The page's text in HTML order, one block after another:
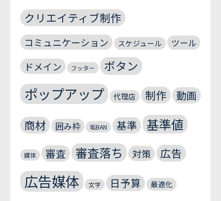
クリエイティブ制作
コミュニケーション スケジュール ツール
ドメイン フッター ボタン
ポップアップ 代理店 制作 動画
商材 囲み枠 垢BAN 基準 基準値
媒体 審査 審査落ち 対策 広告
広告媒体 文字 日予算 最適化